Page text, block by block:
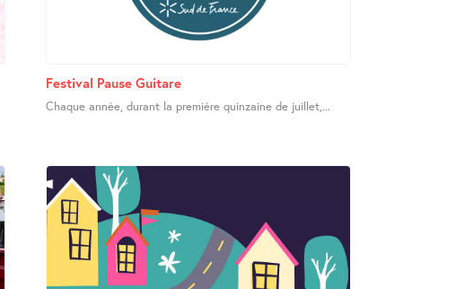
Festival Pause Guitare
Chaque année, durant la première quinzaine de juillet,...